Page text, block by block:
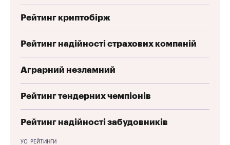
Рейтинг криптобірж
Рейтинг надійності страхових компаній
Аграрний незламний
Рейтинг тендерних чемпіонів
Рейтинг надійності забудовників
УСІ РЕЙТИНГИ